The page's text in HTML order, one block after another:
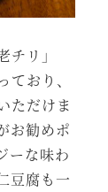
リ」
ており、
ただけま
お勧めポ
ーな味わ
豆腐も一